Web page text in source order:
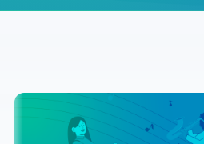
Buscador de músicos